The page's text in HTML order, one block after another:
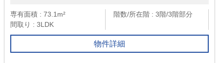
専有面積 : 73.1m²
間取り : 3LDK
階数/所在階 : 3階/3階部分
物件詳細